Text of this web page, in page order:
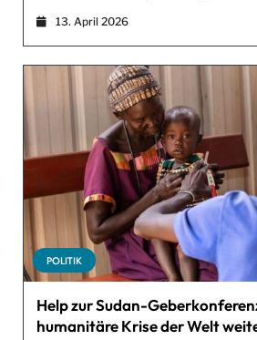
13. April 2026
POLITIK
Help zur Sudan-
humanitäre Krise der Welt